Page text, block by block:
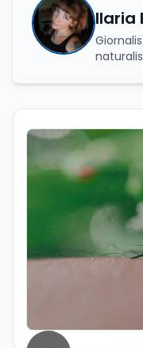
Ilaria
dei
attività
(Istituto
Roma,
biologia